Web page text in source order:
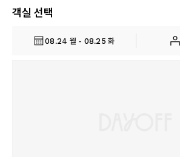
객실 선택
08.24 월 - 08.25 화